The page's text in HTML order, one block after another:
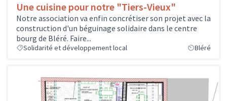
Une cuisine pour notre "Tiers-Vieux"
Notre association va enfin concrétiser son projet avec la
construction d'un béguinage solidaire dans le centre
bourg de Bléré. Faire...
Solidarité et développement local Bléré